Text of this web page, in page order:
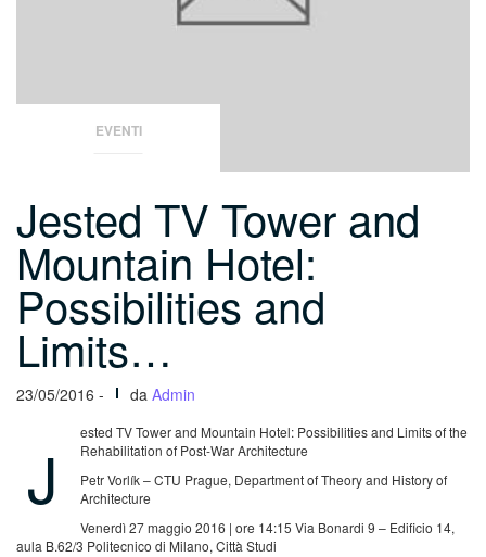
EVENTI
Jested TV Tower and
Mountain Hotel:
Possibilities and
Limits…
23/05/2016 - da Admin
J
ested TV Tower and Mountain Hotel: Possibilities and Limits of the
Rehabilitation of Post-War Architecture
Petr Vorlík – CTU Prague, Department of Theory and History of
Architecture
Venerdì 27 maggio 2016 | ore 14:15 Via Bonardi 9 – Edificio 14,
aula B.62/3 Politecnico di Milano, Città Studi